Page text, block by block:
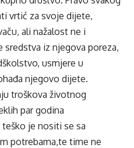
vrtić za svoje dijete,
ali nažalost ne i
sredstva iz njegova poreza,
usmjere u
njegovo dijete.
troškova životnog
par godina
je nositi se sa
potrebama,te time ne